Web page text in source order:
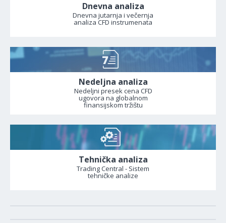
Dnevna analiza
Dnevna jutarnja i večernja
analiza CFD instrumenata
Nedeljna analiza
Nedeljni presek cena CFD
ugovora na globalnom
finansijskom tržištu
Tehnička analiza
Trading Central - Sistem
tehničke analize